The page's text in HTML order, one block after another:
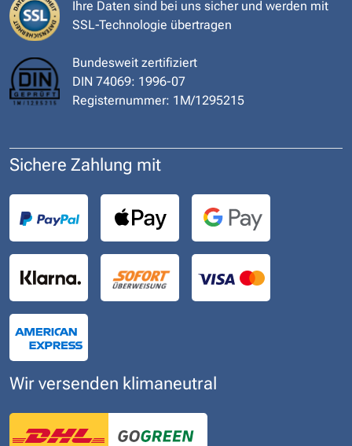
Ihre Daten sind bei uns sicher und werden mit
SSL-Technologie übertragen
Bundesweit zertifiziert
DIN 74069: 1996-07
Registernummer: 1M/1295215
Sichere Zahlung mit
Wir versenden klimaneutral